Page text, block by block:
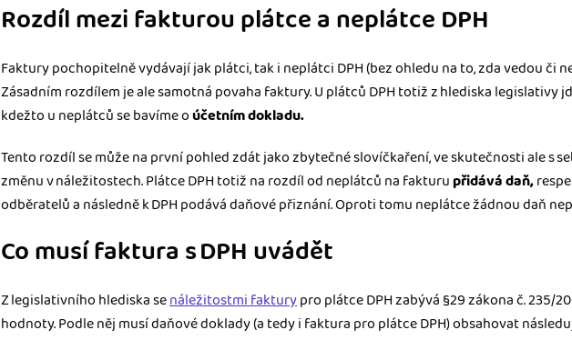
Rozdíl mezi fakturou plátce a neplátce DPH
Faktury pochopitelně vydávají jak plátci, tak i neplátci DPH (bez ohledu na to, zda vedou či
Zásadním rozdílem je ale samotná povaha faktury. U plátců DPH totiž z hlediska legislativy
kdežto u neplátců se bavíme oúčetním dokladu.
Tento rozdíl se může na první pohled zdát jako zbytečné slovíčkaření, ve skutečnosti ale s
změnu v náležitostech. Plátce DPH totiž na rozdíl od neplátců na fakturupřidává daň,
odběratelů a následně k DPH podává daňové přiznání. Oproti tomu neplátce žádnou daň
Co musí faktura s DPH uvádět
Z legislativního hlediska senáležitostmi fakturypro plátce DPH zabývá §29 zákona č. 235/
hodnoty. Podle něj musí daňové doklady (a tedy i faktura pro plátce DPH) obsahovat